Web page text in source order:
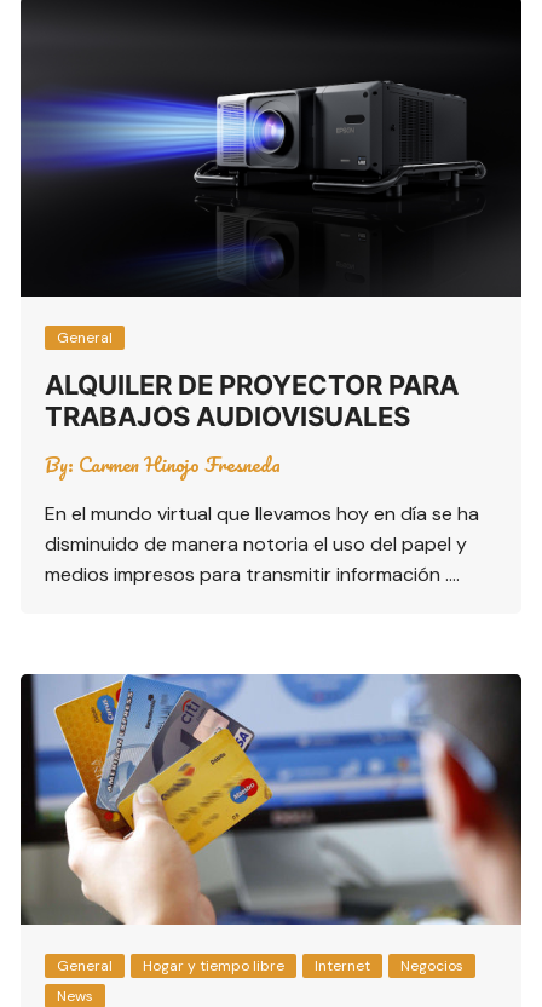
General
ALQUILER DE PROYECTOR PARA
TRABAJOS AUDIOVISUALES
By: Carmen Hinojo Fresneda
En el mundo virtual que llevamos hoy en día se ha
disminuido de manera notoria el uso del papel y
medios impresos para transmitir información ….
General Hogar y tiempo libre Internet
Negocios
News